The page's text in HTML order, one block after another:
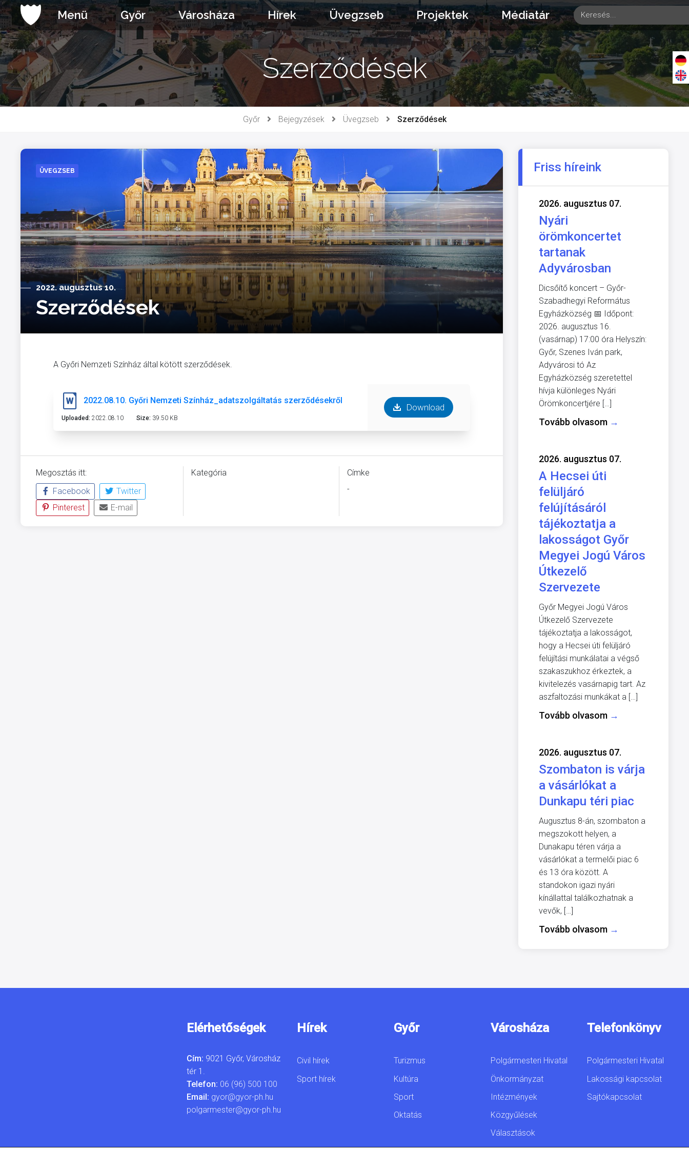
Ugrás
a
tartalomhoz
Menü Győr Városháza Hírek Üvegzseb Projektek Médiatár
Szerződések
Győr Bejegyzések Üvegzseb Szerződések
ÜVEGZSEB
2022. augusztus 10.
Szerződések
A Győri Nemzeti Színház által kötött szerződések.
2022.08.10. Győri Nemzeti Színház_adatszolgáltatás szerződésekről 2022.08.10-ig.doc
Uploaded: 2022.08.10 Size: 39.50 KB
Download
Megosztás itt:
Facebook
Twitter
Pinterest
E-mail
Kategória
Címke
-
Friss híreink
2026. augusztus 07.
Nyári
örömkoncertet
tartanak
Adyvárosban
Dicsőítő koncert – Győr-
Szabadhegyi Református
Egyházközség 📅 Időpont:
2026. augusztus 16.
(vasárnap) 17:00 óra Helyszín:
Győr, Szenes Iván park,
Adyvárosi tó Az
Egyházközség szeretettel
hívja különleges Nyári
Örömkoncertjére […]
Tovább olvasom →
2026. augusztus 07.
A Hecsei úti
felüljáró
felújításáról
tájékoztatja a
lakosságot Győr
Megyei Jogú Város
Útkezelő
Szervezete
Győr Megyei Jogú Város
Útkezelő Szervezete
tájékoztatja a lakosságot,
hogy a Hecsei úti felüljáró
felújítási munkálatai a végső
szakaszukhoz érkeztek, a
kivitelezés vasárnapig tart. Az
aszfaltozási munkákat a […]
Tovább olvasom →
2026. augusztus 07.
Szombaton is várja
a vásárlókat a
Dunkapu téri piac
Augusztus 8-án, szombaton a
megszokott helyen, a
Dunakapu téren várja a
vásárlókat a termelői piac 6
és 13 óra között. A
standokon igazi nyári
kínállattal találkozhatnak a
vevők, […]
Tovább olvasom →
Elérhetőségek
Cím: 9021 Győr, Városház
tér 1.
Telefon: 06 (96) 500 100
Email: gyor@gyor-ph.hu
polgarmester@gyor-ph.hu
Hírek
Civil hírek
Sport hírek
Győr
Turizmus
Kultúra
Sport
Oktatás
Városháza
Polgármesteri Hivatal
Önkormányzat
Intézmények
Közgyűlések
Választások
Telefonkönyv
Polgármesteri Hivatal
Lakossági kapcsolat
Sajtókapcsolat